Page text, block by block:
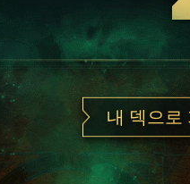
내 덱으로